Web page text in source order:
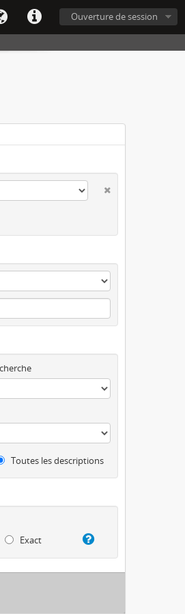
Ouverture de session
Toutes les descriptions
Exact